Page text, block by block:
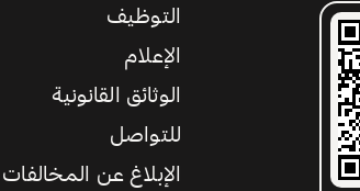
التوظيف
الإعلام
الوثائق القانونية
للتواصل
الإبلاغ عن المخالفات